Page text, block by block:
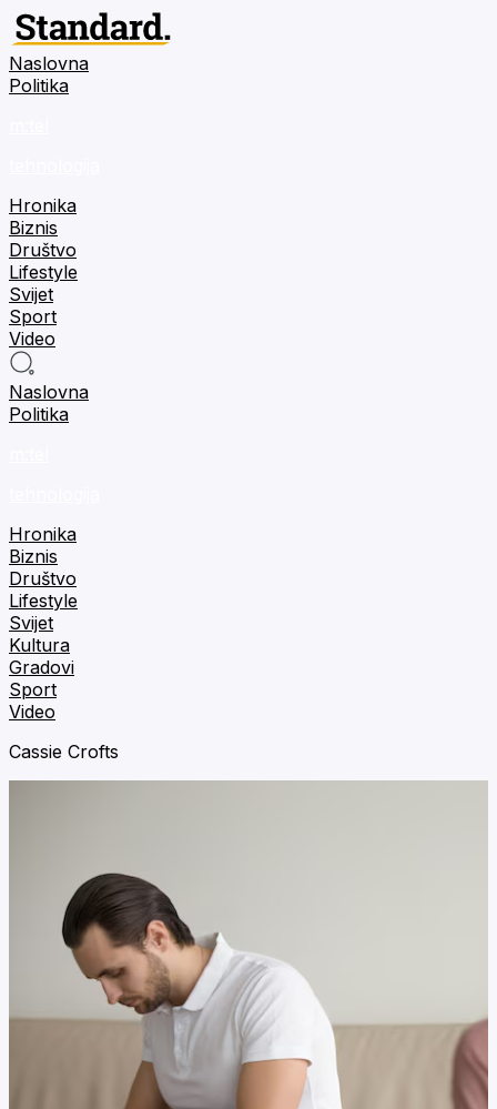
Naslovna
Politika
Hronika
Biznis
Društvo
Lifestyle
Svijet
Sport
Video
Naslovna
Politika
Hronika
Biznis
Društvo
Lifestyle
Svijet
Kultura
Gradovi
Sport
Video
Cassie Crofts